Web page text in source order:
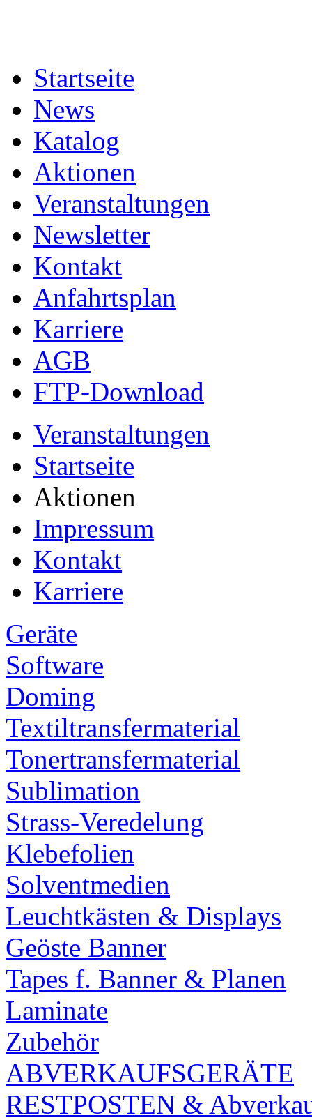
Startseite
News
Katalog
Aktionen
Veranstaltungen
Newsletter
Kontakt
Anfahrtsplan
Karriere
AGB
FTP-Download
Veranstaltungen
Startseite
Aktionen
Impressum
Kontakt
Karriere
Geräte
Software
Doming
Textiltransfermaterial
Tonertransfermaterial
Sublimation
Strass-Veredelung
Klebefolien
Solventmedien
Leuchtkästen & Displays
Geöste Banner
Tapes f. Banner & Planen
Laminate
Zubehör
ABVERKAUFSGERÄTE
RESTPOSTEN &